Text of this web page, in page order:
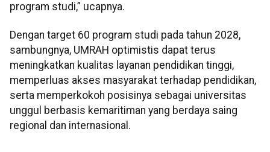
program studi,” ucapnya.
Dengan target 60 program studi pada tahun 2028,
sambungnya, UMRAH optimistis dapat terus
meningkatkan kualitas layanan pendidikan tinggi,
memperluas akses masyarakat terhadap pendidikan,
serta memperkokoh posisinya sebagai universitas
unggul berbasis kemaritiman yang berdaya saing
regional dan internasional.